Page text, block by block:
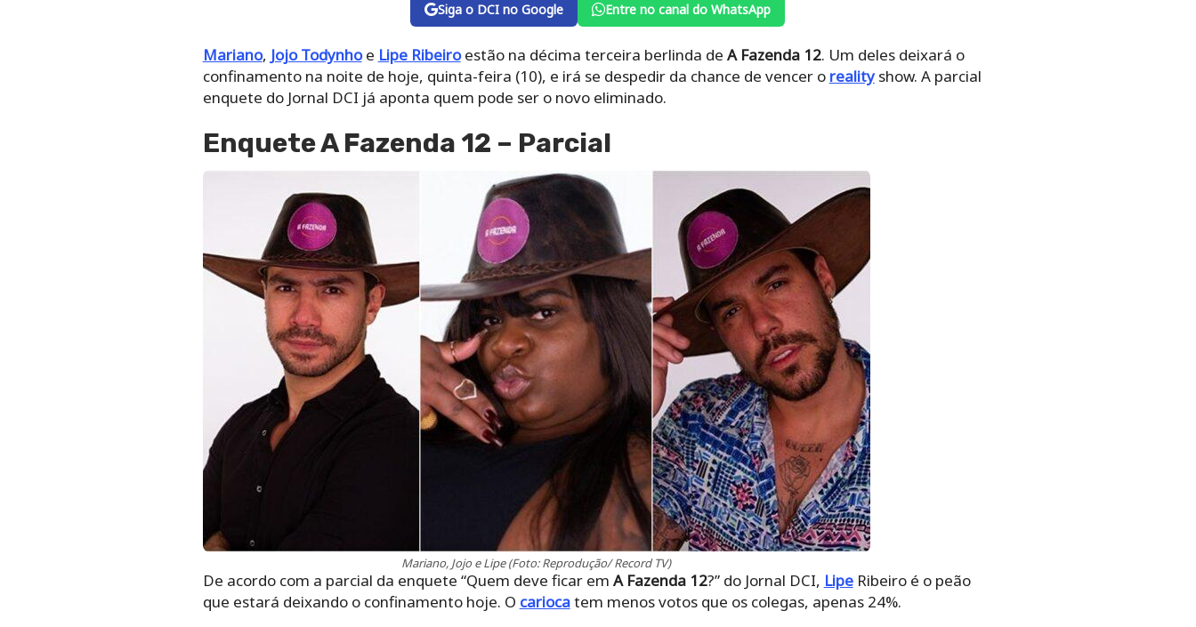
Siga o DCI no Google Entre no canal do WhatsApp
Mariano, Jojo Todynhoe Lipe Ribeiroestão na décima terceira berlinda de A Fazenda 12. Um deles deixará o
confinamento na noite de hoje, quinta-feira (10), e irá se despedir da chance de vencer o realityshow. A parcial
enquete do Jornal DCI já aponta quem pode ser o novo eliminado.
Enquete A Fazenda 12 – Parcial
Mariano, Jojo e Lipe (Foto: Reprodução/ Record TV)
De acordo com a parcial da enquete “Quem deve ficar em A Fazenda 12?” do Jornal DCI, LipeRibeiro é o peão
que estará deixando o confinamento hoje. O cariocatem menos votos que os colegas, apenas 24%.